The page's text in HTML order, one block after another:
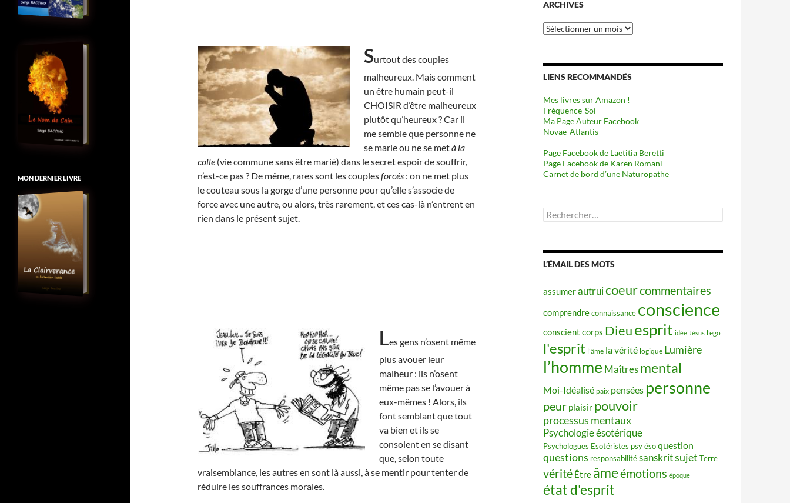
Surtout des couples
malheureux. Mais comment
un être humain peut-il
CHOISIR d’être malheureux
plutôt qu’heureux ? Car il
me semble que personne ne
se marie ou ne se metà la
colle (vie commune sans être marié) dans le secret espoir de souffrir,
n’est-ce pas ? De même, rares sont les couplesforcés : on ne met plus
le couteau sous la gorge d’une personne pour qu’elle s’associe de
force avec une autre, ou alors, très rarement, et ces cas-là n’entrent en
rien dans le présent sujet.
Les gens n’osent même
plus avouer leur
malheur : ils n’osent
même pas se l’avouer à
eux-mêmes ! Alors, ils
font semblant que tout
va bien et ils se
consolent en se disant
que, selon toute
vraisemblance, les autres en sont là aussi, à se mentir pour tenter de
réduire les souffrances morales.
ARCHIVES
Archives
LIENS RECOMMANDÉS
Mes livres sur Amazon !
Fréquence-Soi
Ma Page Auteur Facebook
Novae-Atlantis
Page Facebook de Laetitia Beretti
Page Facebook de Karen Romani
Carnet de bord d’une Naturopathe
Rechercher :
L’ÉMAIL DES MOTS
assumerautruicoeurcommentaires
comprendreconnaissance conscience
conscient corps Dieuesprit idée Jésus l'ego
l'esprit l'âme la vérité logique Lumière
l’homme Maîtres mental
Moi-Idéalisé paix pensées personne
peur plaisir pouvoir
processus mentaux
Psychologie ésotérique
Psychologues Esotéristes psy ésoquestion
questions responsabilitésanskritsujet Terre
vérité Être âmeémotions époque
état d'esprit
MON DERNIER LIVRE